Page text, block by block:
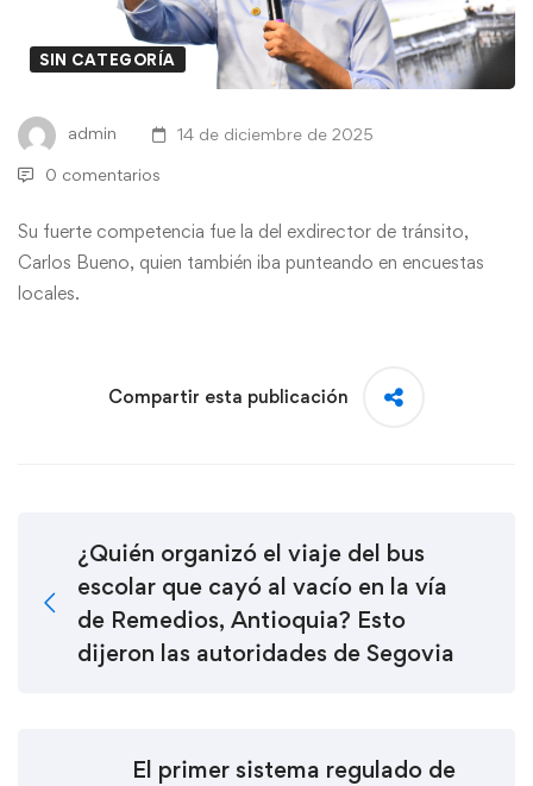
SIN CATEGORÍA
admin 14 de diciembre de 2025
0 comentarios
Su fuerte competencia fue la del exdirector de tránsito,
Carlos Bueno, quien también iba punteando en encuestas
locales.
Compartir esta publicación
¿Quién organizó el viaje del bus
escolar que cayó al vacío en la vía
de Remedios, Antioquia? Esto
dijeron las autoridades de Segovia
El primer sistema regulado de